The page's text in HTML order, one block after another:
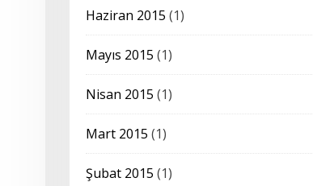
Haziran 2015 (1)
Mayıs 2015 (1)
Nisan 2015 (1)
Mart 2015 (1)
Şubat 2015 (1)